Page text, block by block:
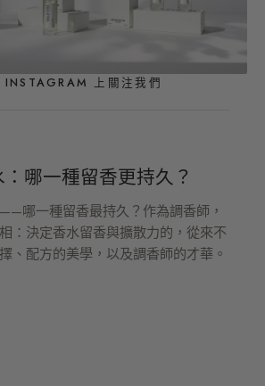
INSTAGRAM 上關注我們
哪一種留香更持久？
哪一種留香最持久？作為調香師，
：決定香水留香與擴散力的，從來不
、配方的美學，以及調香師的才華。